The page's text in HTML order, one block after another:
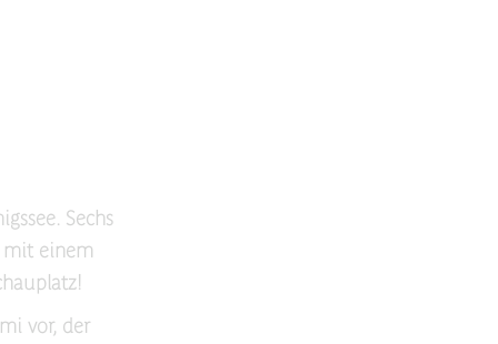
Sechs
mit einem
vor, der